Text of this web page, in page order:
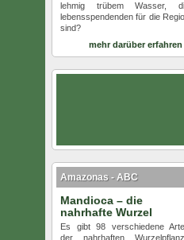
lehmig trübem Wasser,
lebensspendenden für die
sind?
mehr darüber erfahren
Amazonas - ABC
Mandioca – die
nahrhafte Wurzel
Es gibt 98 verschiedene
der nahrhaften